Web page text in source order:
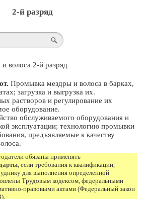
2-й разряд
волоса 2-й разряд
Промывка мездры и волоса в барках,
загрузка и выгрузка их.
растворов и регулирование их
оборудование.
обслуживаемого оборудования и
эксплуатации; технологию промывки
предъявляемые к качеству
обязаны применять
, если требования к квалификации,
для выполнения определенной
Трудовым кодексом, федеральными
правовыми актами (Федеральный закон